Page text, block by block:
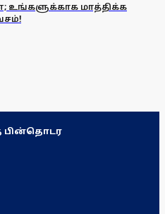
உங்களுக்காக மாத்திக்க